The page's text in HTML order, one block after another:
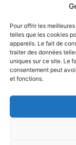
Pour offrir les
telles que les cookies
appareils. Le fait de
traiter des données
uniques sur ce site. Le
consentement peut
et fonctions.Semaine